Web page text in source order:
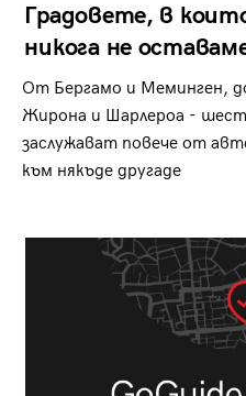
Градовете, в
никога не
От Бергамо и Меминген,
Жирона и Шарлероа -
заслужават повече от
към някъде другаде